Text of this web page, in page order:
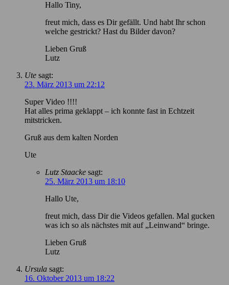
Hallo Tiny,
freut mich, dass es Dir gefällt. Und habt Ihr schon
welche gestrickt? Hast du Bilder davon?
Lieben Gruß
Lutz
Ute sagt:
23. März 2013 um 22:12
Super Video !!!!
Hat alles prima geklappt – ich konnte fast in Echtzeit
mitstricken.
Gruß aus dem kalten Norden
Ute
Lutz Staacke sagt:
25. März 2013 um 18:10
Hallo Ute,
freut mich, dass Dir die Videos gefallen. Mal gucken
was ich so als nächstes mit auf „Leinwand“ bringe.
Lieben Gruß
Lutz
Ursula sagt:
16. Oktober 2013 um 18:22